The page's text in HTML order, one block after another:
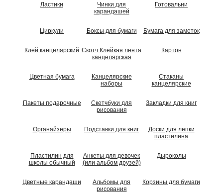
Ластики
Чинки для
карандашей
Готовальни
Циркули Боксы для бумаги Бумага для заметок
Клей канцелярский Скотч Клейкая лента
канцелярская
Картон
Цветная бумага
Канцелярские
наборы
Стаканы
канцелярские
Пакеты подарочные
Скетчбуки для
рисования
Закладки для книг
Органайзеры Подставки для книг
Доски для лепки
пластилина
Пластилин для
школы обычный
Анкеты для девочек
(или альбом друзей)
Дыроколы
Цветные карандаши
Альбомы для
рисования
Корзины для бумаги